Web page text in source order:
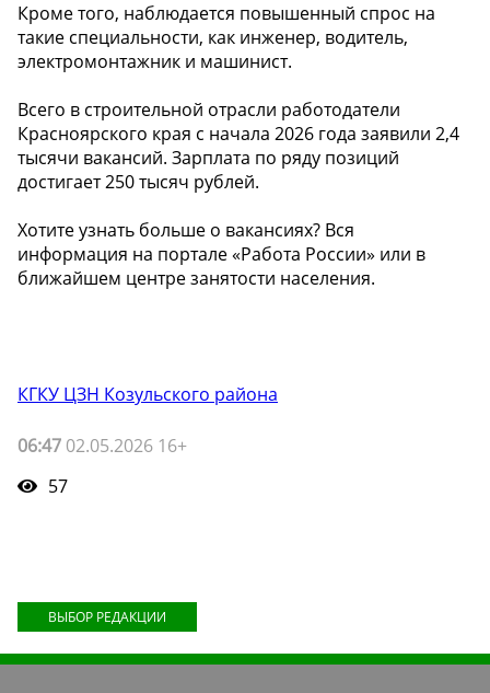
Кроме того, наблюдается повышенный спрос на
такие специальности, как инженер, водитель,
электромонтажник и машинист.
Всего в строительной отрасли работодатели
Красноярского края с начала 2026 года заявили 2,4
тысячи вакансий. Зарплата по ряду позиций
достигает 250 тысяч рублей.
Хотите узнать больше о вакансиях? Вся
информация на портале «Работа России» или в
ближайшем центре занятости населения.
КГКУ ЦЗН Козульского района
06:47 02.05.2026 16+
57
ВЫБОР РЕДАКЦИИ